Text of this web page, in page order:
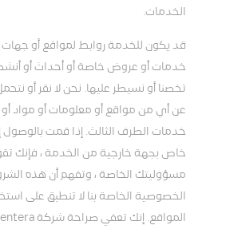
الخدمات.
قد يكون للخدمة روابط لمواقع أو جهات
خدمات أو عروض خاصة أو أحداث أو
تخصنا أو نسيطر عليها. نحن لا نقر أو
عن أي من مواقع أو معلومات أو مواد أو
خدمات الطرف الثالث. إذا قمت
خاص بجهة خارجية من الخدمة ، فإنك
مسؤوليتك الخاصة ، وتفهم أن هذه
الخصوصية الخاصة بنا لا تنطبق على